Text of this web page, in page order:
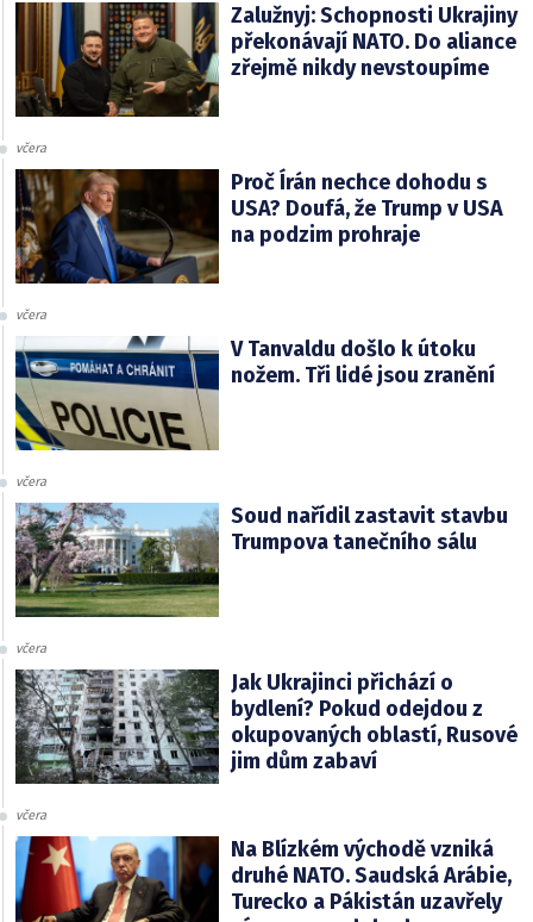
Zalužnyj: Schopnosti Ukrajiny
překonávají NATO. Do aliance
zřejmě nikdy nevstoupíme
včera
Proč Írán nechce dohodu s
USA? Doufá, že Trump v USA
na podzim prohraje
včera
V Tanvaldu došlo k útoku
nožem. Tři lidé jsou zranění
včera
Soud nařídil zastavit stavbu
Trumpova tanečního sálu
včera
Jak Ukrajinci přichází o
bydlení? Pokud odejdou z
okupovaných oblastí, Rusové
jim dům zabaví
včera
Na Blízkém východě vzniká
druhé NATO. Saudská Arábie,
Turecko a Pákistán uzavřely